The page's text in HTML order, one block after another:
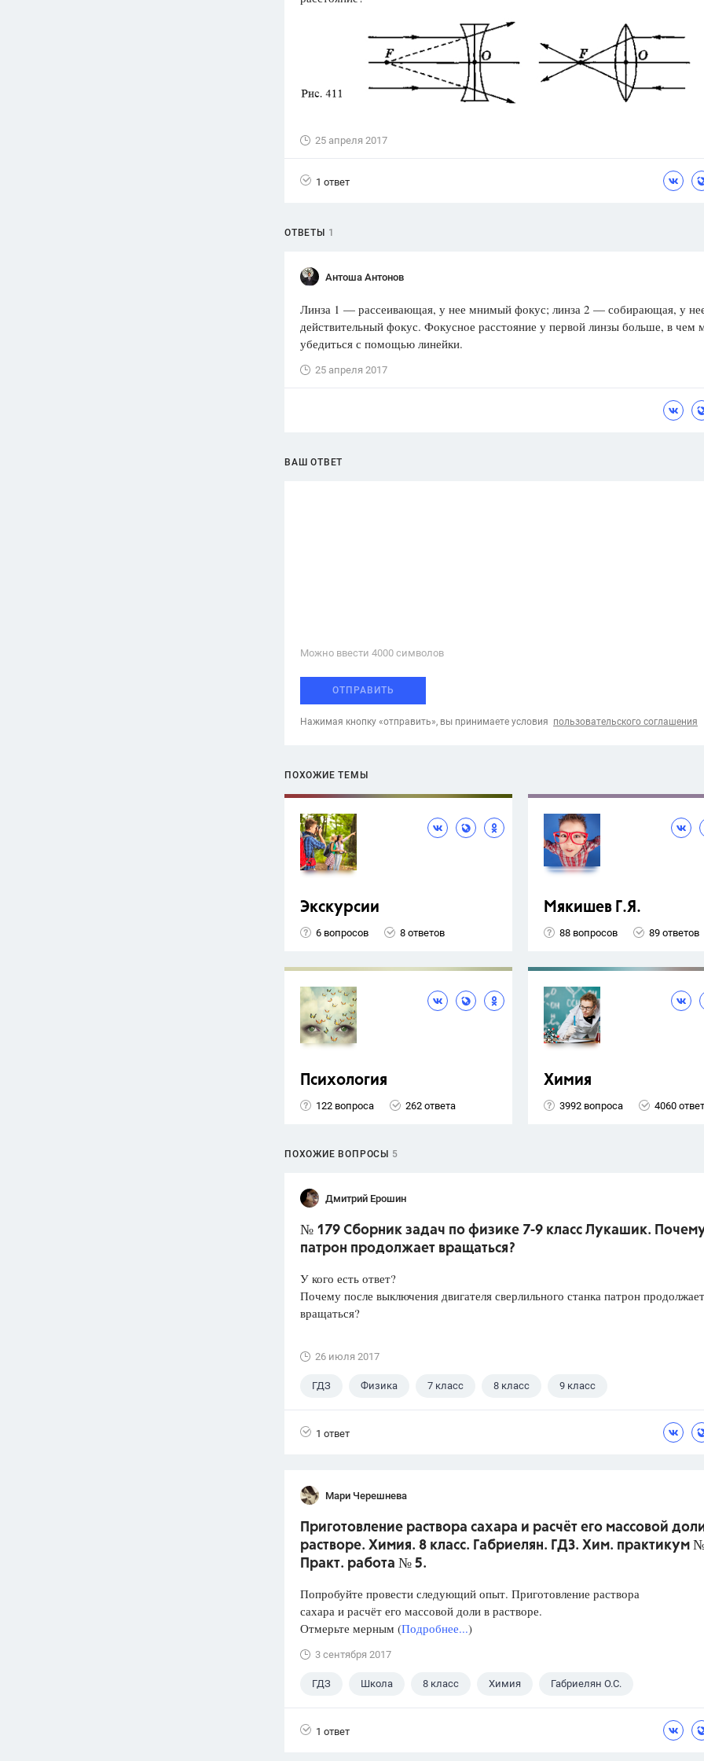
ответов
Психология
Отношения,Любовь,
25 апреля 2017
1 ответ
ОТВЕТЫ 1
Антоша Антонов
Линза 1 — рассеивающая, у нее мнимый фокус; линза 2 — собирающая, у
действительный фокус. Фокусное расстояние у пер­вой линзы больше, в чем
убедиться с помощью линейки.
25 апреля 2017
ВАШ ОТВЕТ
Можно ввести 4000 cимволов
ОТПРАВИТЬ
Нажимая кнопку «отправить», вы принимаете условия пользовательского соглашения
ПОХОЖИЕ ТЕМЫ
Экскурсии
6 вопросов 8 ответов
Мякишев Г.Я.
88 вопросов 89 ответов
Психология
122 вопроса 262 ответа
Химия
3992 вопроса 4060
ПОХОЖИЕ ВОПРОСЫ 5
Дмитрий Ерошин
№ 179 Сборник задач по физике 7-9 класс Лукашик.
патрон продолжает вращаться?
У кого есть ответ?
Почему после выключения двигателя сверлильного станка патрон продолжает
вращаться?
26 июля 2017
ГДЗ Физика 7 класс 8 класс 9 класс
1 ответ
Мари Черешнева
Приготовление раствора сахара и расчёт его массовой
растворе. Химия. 8 класс. Габриелян. ГДЗ. Хим. практикум
Практ. работа № 5.
Попробуйте провести следующий опыт. Приготовление раствора
сахара и расчёт его массовой доли в растворе.
Отмерьте мерным (Подробнее...)
3 сентября 2017
ГДЗ Школа 8 класс Химия Габриелян О.С.
1 ответ